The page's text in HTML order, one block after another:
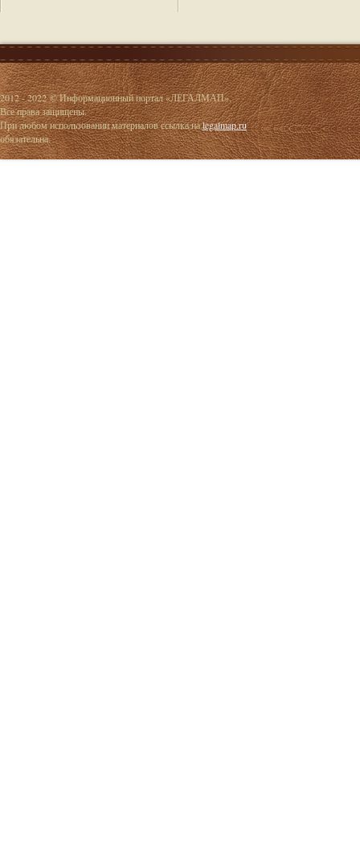
2012 - 2022 © Информационный портал «ЛЕГАЛМАП».
Все права защищены.
При любом использовании материалов ссылка наlegalmap.ru
обязательна.